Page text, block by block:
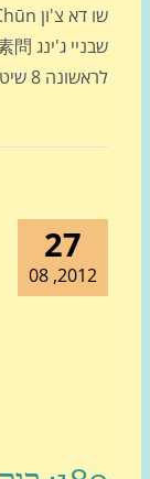
הטיפול ברפואה הסינית